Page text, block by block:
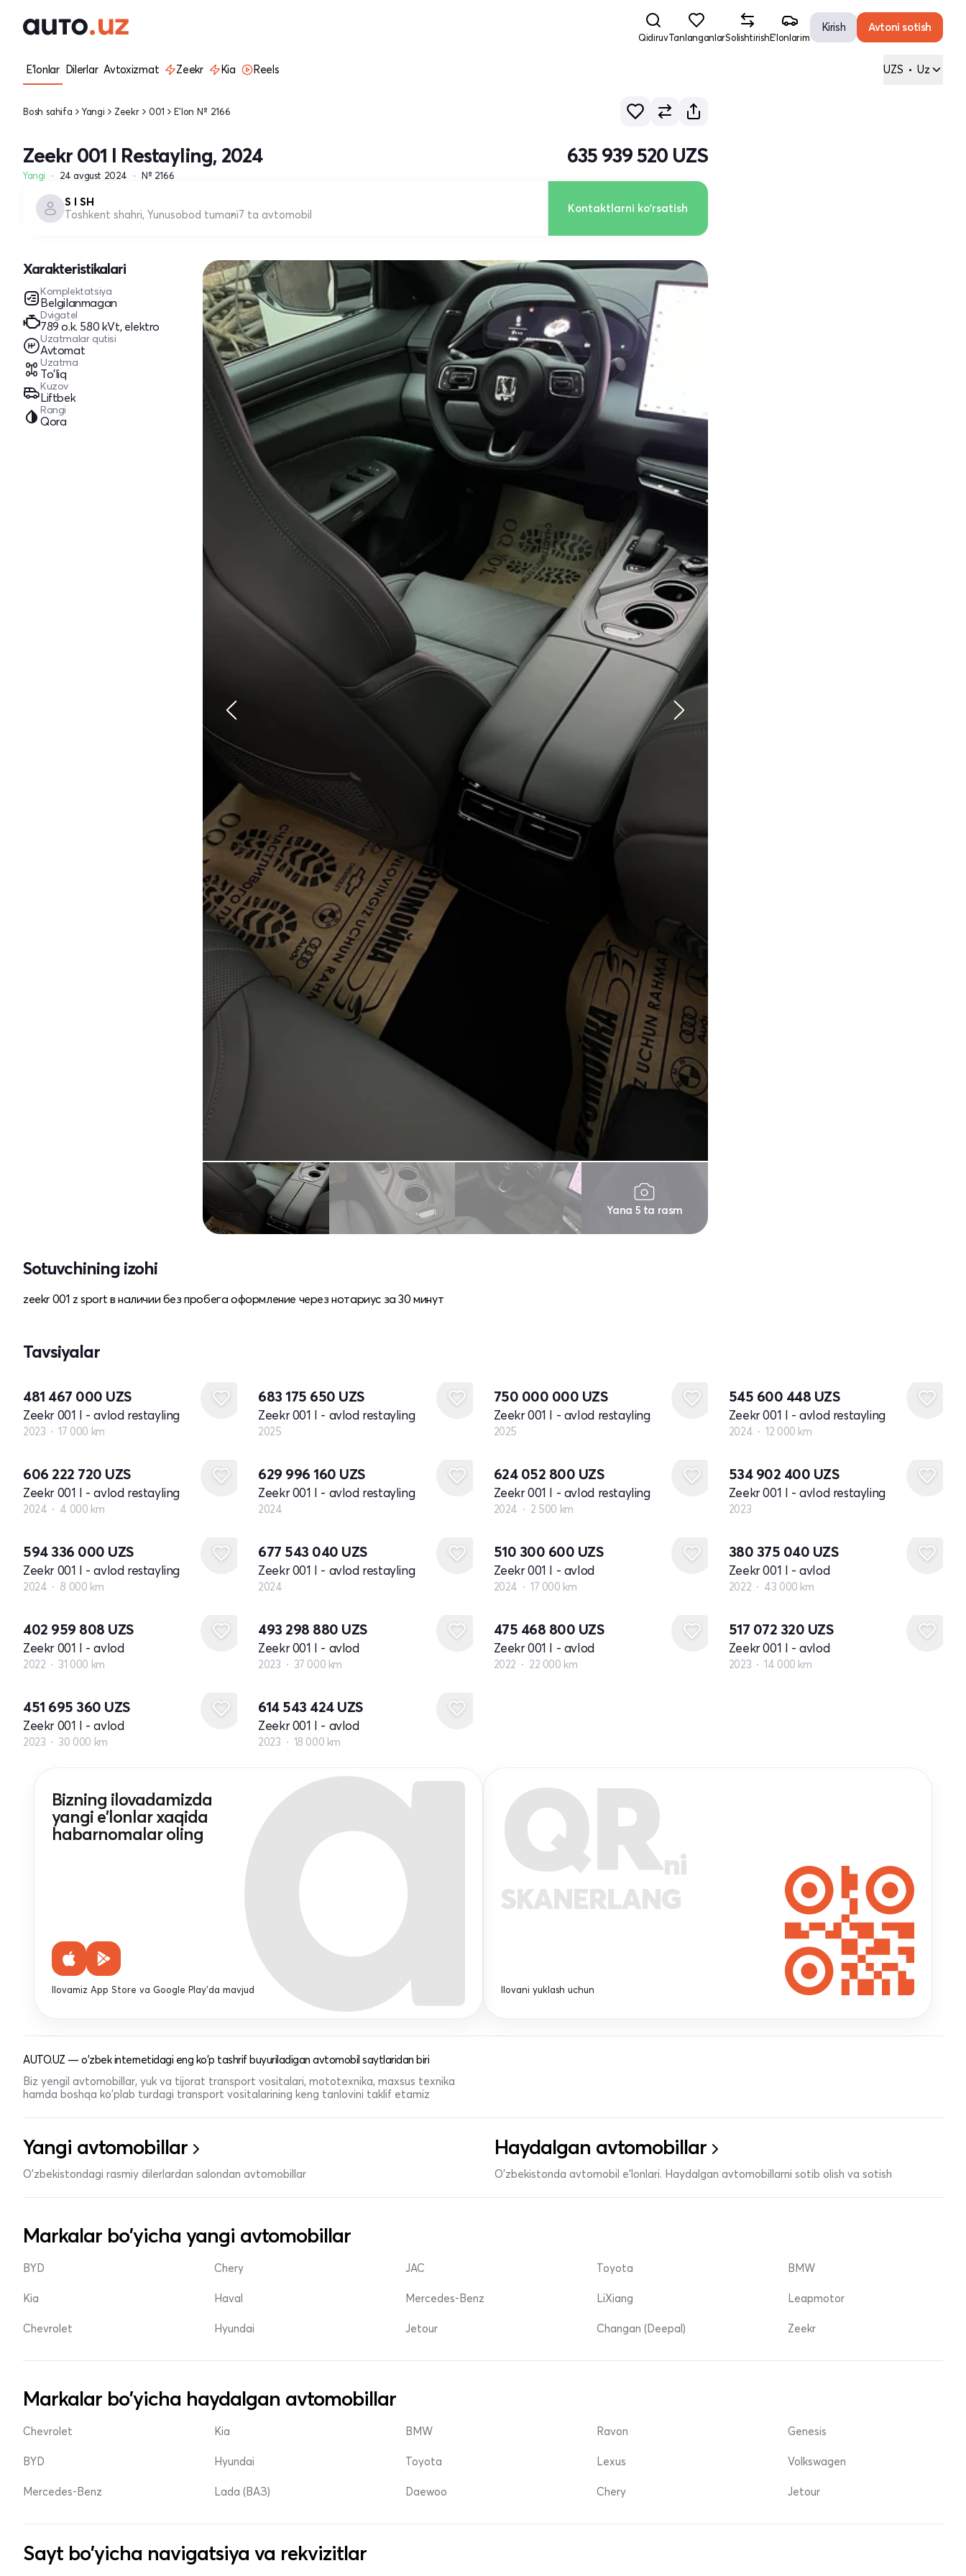
QidiruvTanlanganlarSolishtirishE'lonlarim
Kirish Avtoni sotish
E'lonlar Dilerlar Avtoxizmat Zeekr Kia Reels UZS • Uz
Bosh sahifa Yangi Zeekr 001 E'lon № 2166
Zeekr 001 I Restayling, 2024
Yangi 24 avgust 2024 № 2166
635 939 520 UZS
S I SH
Toshkent shahri, Yunusobod tumani7 ta avtomobil Kontaktlarni ko'rsatish
Xarakteristikalari
Komplektatsiya
Belgilanmagan
Dvigatel
789 o.k. 580 kVt, elektro
Uzatmalar qutisi
Avtomat
Uzatma
To'liq
Kuzov
Liftbek
Rangi
Qora
Yana 5 ta rasm
Sotuvchining izohi
zeekr 001 z sport в наличии без пробега оформление через нотариус за 30 минут
Tavsiyalar
481 467 000 UZS
Zeekr 001 I - avlod restayling
2023 17 000 km
683 175 650 UZS
Zeekr 001 I - avlod restayling
2025
750 000 000 UZS
Zeekr 001 I - avlod restayling
2025
545 600 448 UZS
Zeekr 001 I - avlod restayling
2024 12 000 km
606 222 720 UZS
Zeekr 001 I - avlod restayling
2024 4 000 km
629 996 160 UZS
Zeekr 001 I - avlod restayling
2024
624 052 800 UZS
Zeekr 001 I - avlod restayling
2024 2 500 km
534 902 400 UZS
Zeekr 001 I - avlod restayling
2023
594 336 000 UZS
Zeekr 001 I - avlod restayling
2024 8 000 km
677 543 040 UZS
Zeekr 001 I - avlod restayling
2024
510 300 600 UZS
Zeekr 001 I - avlod
2024 17 000 km
380 375 040 UZS
Zeekr 001 I - avlod
2022 43 000 km
402 959 808 UZS
Zeekr 001 I - avlod
2022 31 000 km
493 298 880 UZS
Zeekr 001 I - avlod
2023 37 000 km
475 468 800 UZS
Zeekr 001 I - avlod
2022 22 000 km
517 072 320 UZS
Zeekr 001 I - avlod
2023 14 000 km
451 695 360 UZS
Zeekr 001 I - avlod
2023 30 000 km
614 543 424 UZS
Zeekr 001 I - avlod
2023 18 000 km
Bizning ilovadamizda
yangi e'lonlar xaqida
habarnomalar oling
Ilovamiz App Store va Google Play'da mavjud
QRni
SKANERLANG
Ilovani yuklash uchun
AUTO.UZ — o'zbek internetidagi eng ko'p tashrif buyuriladigan avtomobil saytlaridan biri
Biz yengil avtomobillar, yuk va tijorat transport vositalari, mototexnika, maxsus texnika
hamda boshqa ko'plab turdagi transport vositalarining keng tanlovini taklif etamiz
Yangi avtomobillar
O'zbekistondagi rasmiy dilerlardan salondan avtomobillar
Haydalgan avtomobillar
O'zbekistonda avtomobil e’lonlari. Haydalgan avtomobillarni sotib olish va sotish
Markalar bo'yicha yangi avtomobillar
BYD
Kia
Chevrolet
Chery
Haval
Hyundai
JAC
Mercedes-Benz
Jetour
Toyota
LiXiang
Changan (Deepal)
BMW
Leapmotor
Zeekr
Markalar bo'yicha haydalgan avtomobillar
Chevrolet
BYD
Mercedes-Benz
Kia
Hyundai
Lada (ВАЗ)
BMW
Toyota
Daewoo
Ravon
Lexus
Chery
Genesis
Volkswagen
Jetour
Sayt bo'yicha navigatsiya va rekvizitlar